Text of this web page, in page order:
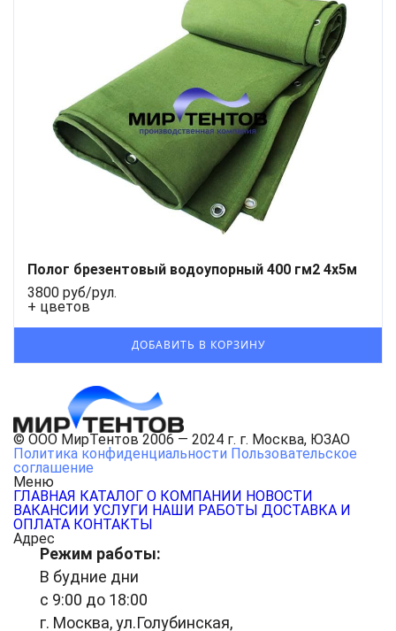
Полог брезентовый водоупорный 400 гм2 4x5м
3800 руб/рул.
+ цветов
© ООО МирТентов 2006 — 2024 г. г. Москва, ЮЗАО
Политика конфиденциальности Пользовательское
соглашение
Меню
ГЛАВНАЯ КАТАЛОГ О КОМПАНИИ НОВОСТИ
ВАКАНСИИ УСЛУГИ НАШИ РАБОТЫ ДОСТАВКА И
ОПЛАТА КОНТАКТЫ
Адрес
Режим работы:
В будние дни
с 9:00 до 18:00
г. Москва, ул.Голубинская,